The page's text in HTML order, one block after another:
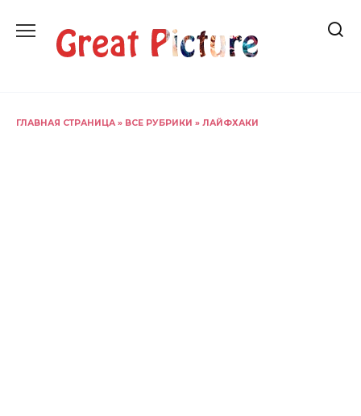
содержанию
ГЛАВНАЯ СТРАНИЦА » ВСЕ РУБРИКИ » ЛАЙФХАКИ